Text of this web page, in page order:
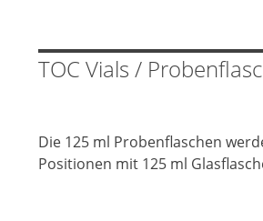
TOC Vials /
Die 125 ml Probenflaschen
Positionen mit 125 ml